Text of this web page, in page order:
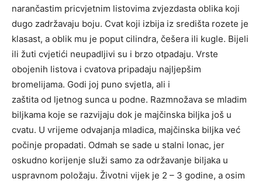
narančastim pricvjetnim listovima zvjezdasta oblika koji
dugo zadržavaju boju. Cvat koji izbija iz središta rozete je
klasast, a oblik mu je poput cilindra, češera ili kugle. Bijeli
ili žuti cvjetići neupadljivi su i brzo otpadaju. Vrste
obojenih listova i cvatova pripadaju najljepšim
bromelijama. Godi joj puno svjetla, ali i
zaštita od ljetnog sunca u podne. Razmnožava se mladim
biljkama koje se razvijaju dok je majčinska biljka još u
cvatu. U vrijeme odvajanja mladica, majčinska biljka već
počinje propadati. Odmah se sade u stalni lonac, jer
oskudno korijenje služi samo za održavanje biljaka u
uspravnom položaju. Životni vijek je 2 – 3 godine, a osim